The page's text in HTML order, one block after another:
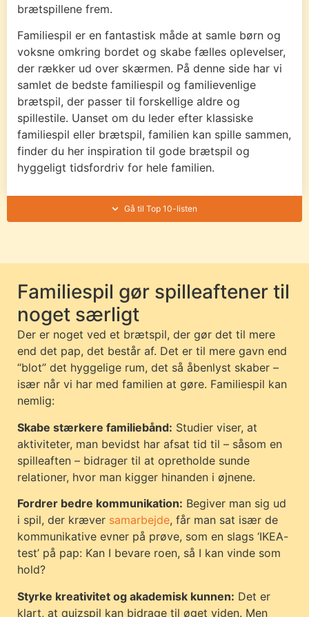
brætspillene frem.
Familiespil er en fantastisk måde at samle børn og
voksne omkring bordet og skabe fælles oplevelser,
der rækker ud over skærmen. På denne side har vi
samlet de bedste familiespil og familievenlige
brætspil, der passer til forskellige aldre og
spillestile. Uanset om du leder efter klassiske
familiespil eller brætspil, familien kan spille sammen,
finder du her inspiration til gode brætspil og
hyggeligt tidsfordriv for hele familien.
Gå til Top 10-listen
Familiespil gør spilleaftener til
noget særligt
Der er noget ved et brætspil, der gør det til mere
end det pap, det består af. Det er til mere gavn end
“blot” det hyggelige rum, det så åbenlyst skaber –
især når vi har med familien at gøre. Familiespil kan
nemlig:
Skabe stærkere familiebånd: Studier viser, at
aktiviteter, man bevidst har afsat tid til – såsom en
spilleaften – bidrager til at opretholde sunde
relationer, hvor man kigger hinanden i øjnene.
Fordrer bedre kommunikation: Begiver man sig ud
i spil, der kræver samarbejde, får man sat især de
kommunikative evner på prøve, som en slags ‘IKEA-
test’ på pap: Kan I bevare roen, så I kan vinde som
hold?
Styrke kreativitet og akademisk kunnen: Det er
klart, at quizspil kan bidrage til øget viden. Men